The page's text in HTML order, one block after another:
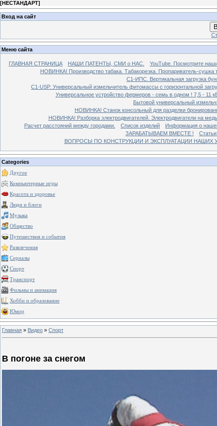
[НЕСТАНДАРТ]
Вход на сайт
Меню сайта
ГЛАВНАЯ СТРАНИЦА НАШИ ПАТЕНТЫ, СМИ о НАС.
YouTube. Посмотрите
НОВИНКА! Производство табака. Табакорезка. Пропариватель-сушка
C1-ИПС. Вертикальная загрузка
С1-USP. Универсальный измельчитель фитомассы с горизонтальной
Универсальное устройство фермеров - семь в одном ! 7,5 - 11
Бытовой универсальный
НОВИНКА! Станок консольный для разделки
НОВИНКА! Разборка электродвигателей. Электродвигатели на
Расчет расстояний между городами.
Список изделий
Информация о
ЗАРАБАТЫВАЕМ ВМЕСТЕ !
ВОПРОСЫ ПО КОНСТРУКЦИИ И ЭКСПЛУАТАЦИИ НАШИХ
Categories
Другое
Компьютерные игры
Красота и здоровье
Люди и блоги
Музыка
Общество
Путешествия и события
Развлечения
Сериалы
Спорт
Транспорт
Фильмы и анимация
Хобби и образование
Юмор
Главная » Видео » Спорт
В погоне за снегом